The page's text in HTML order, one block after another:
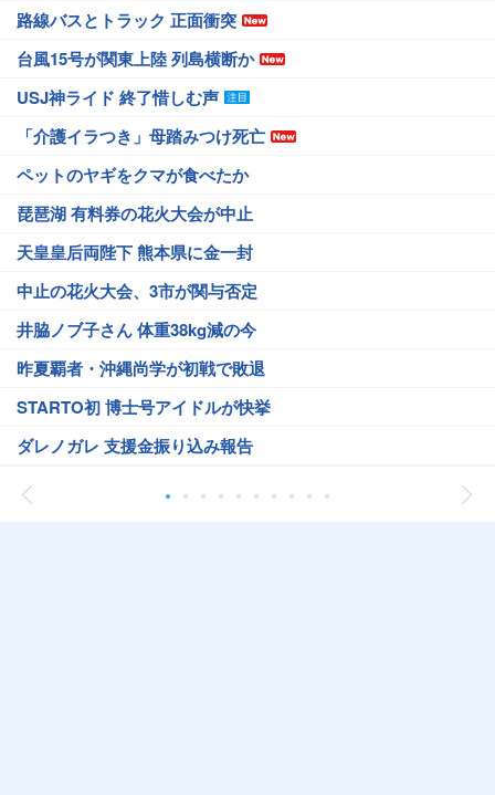
路線バスとトラック 正面衝突
台風15号が関東上陸 列島横断か
USJ神ライド 終了惜しむ声
「介護イラつき」母踏みつけ死亡
ペットのヤギをクマが食べたか
琵琶湖 有料券の花火大会が中止
天皇皇后両陛下 熊本県に金一封
中止の花火大会、3市が関与否定
井脇ノブ子さん 体重38kg減の今
昨夏覇者・沖縄尚学が初戦で敗退
STARTO初 博士号アイドルが快挙
ダレノガレ 支援金振り込み報告